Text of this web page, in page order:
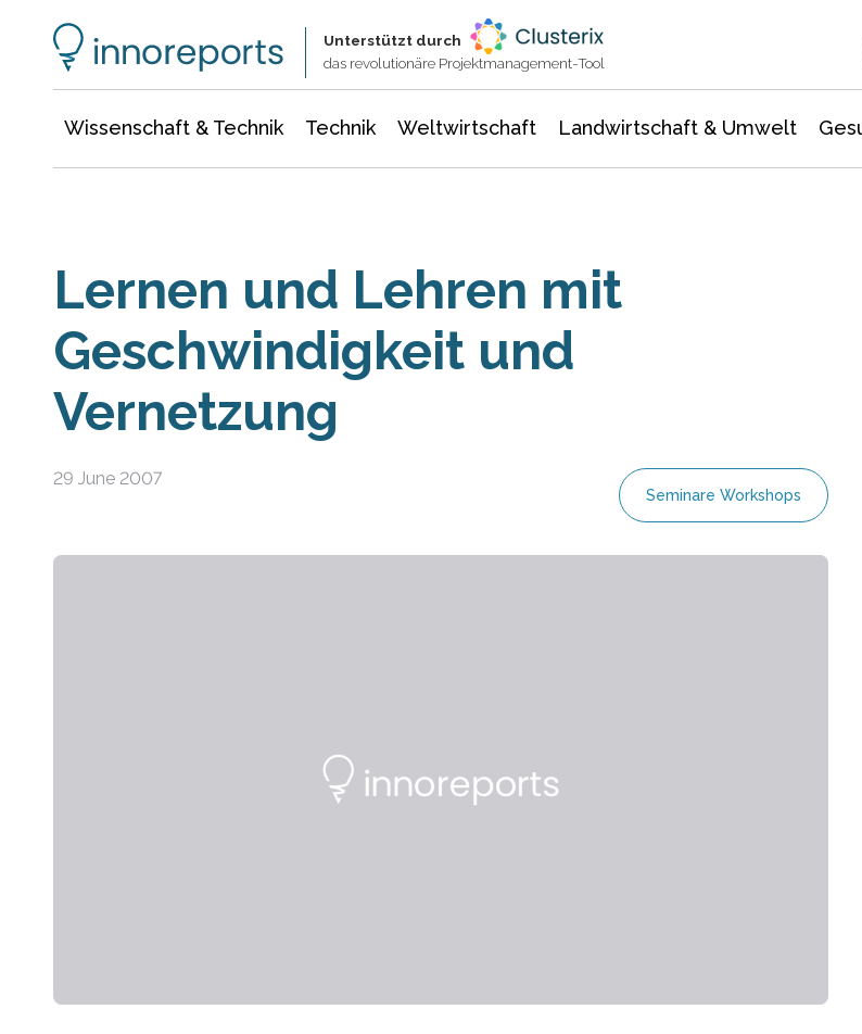
Unterstützt durch
das revolutionäre Projektmanagement-Tool
Wissenschaft & Technik Technik Weltwirtschaft Landwirtschaft & Umwelt
Lernen und Lehren mit
Geschwindigkeit und
Vernetzung
29 June 2007
Seminare Workshops